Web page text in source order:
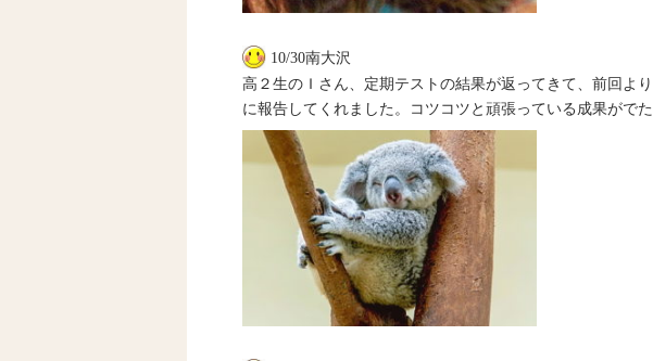
10/30南大沢
高２生のＩさん、定期テストの結果が返ってきて、前回よ
に報告してくれました。コツコツと頑張っている成果がで